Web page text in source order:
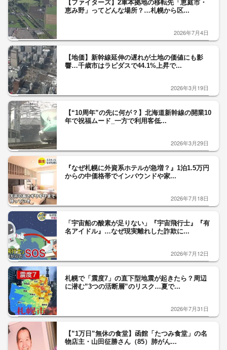
【ファイターズ】2軍本拠地の移転先「恵庭市・
恵み野」ってどんな場所？…札幌から区...
2026年7月4日
【地価】新幹線延伸の遅れが土地の価値にも影
響…千歳市はラピダスで44.1%上昇で...
2026年3月19日
【“10周年”の先に何が？】北海道新幹線の開業10
年で祝福ムード_一方で利用客低...
2026年3月29日
『なぜ札幌に外資系ホテルが急増？』1泊1.5万円
からの中価格帯でインバウンドや家...
2026年7月18日
「宇宙船の酸素が足りない」『宇宙飛行士』『有
名アイドル』…なぜ現実離れした詐欺に...
2026年7月12日
札幌で「震度7」の直下型地震が起きたら？周辺
に潜む”3つの活断層”のリスク…夏で...
2026年7月31日
【”1万日”無休の食堂】函館「たつみ食堂」の名
物店主・山田征勝さん（85）肺がん...